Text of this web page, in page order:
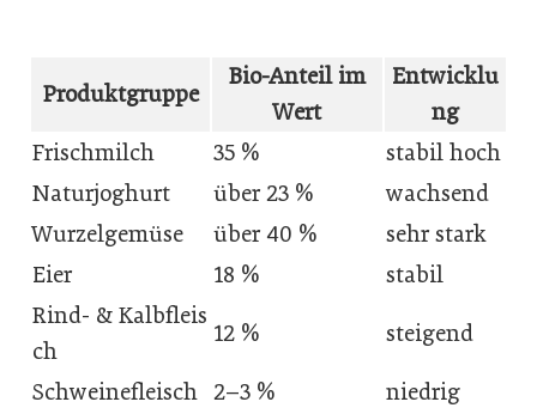
Produktgruppe
Bio-Anteil im
Wert
Entwicklu
ng
Frischmilch
35 %
stabil hoch
Naturjoghurt
über 23 %
wachsend
Wurzelgemüse
über 40 %
sehr stark
Eier
18 %
stabil
Rind- & Kalbfleis
ch
12 % steigend
Schweinefleisch 2–3 % niedrig